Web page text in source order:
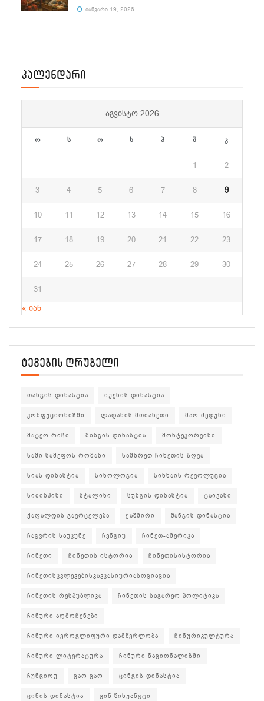
ᲘᲐᲜᲕᲐᲠᲘ 19, 2026
კალენდარი
ᲐᲒᲕᲘᲡᲢᲝ 2026
ო ს ო ხ პ შ კ
1 2
3 4 5 6 7 8 9
10 11 12 13 14 15 16
17 18 19 20 21 22 23
24 25 26 27 28 29 30
31
« იან
ტეგების ღრუბელი
თანგის დინასტია იუენის დინასტია
კონფუციონიზმი ლადახის მთიანეთი მაო ძედუნი
მატეო რიჩი მინგის დინასტია მონტეკორვინი
სამი სამეფოს რომანი სამხრეთ ჩინეთის ზღვა
სიას დინასტია სინოლოგია სინხაის რევოლუცია
სიძინპინი სტალინი სუნგის დინასტია ტაივანი
ქაღალდის გავრცელება ქაშმირი შანგის დინასტია
ჩაგვრის საუკუნე ჩენგიუ ჩინეთ-ამერიკა
ჩინეთი ჩინეთის ისტორია ჩინეთისისტორია
ჩინეთისკვლევებისკავკასიურიასოციაცია
ჩინეთის რესპუბლიკა ჩინეთის საგარეო პოლიტიკა
ჩინური აღმოჩენები
ჩინური იეროგლიფური დამწერლობა ჩინურიკულტურა
ჩინური ლიტერატურა ჩინური ნაციონალიზმი
ჩუნციოუ ცაო ცაო ცინგის დინასტია
ცინის დინასტია ცინ შიხუანგტი